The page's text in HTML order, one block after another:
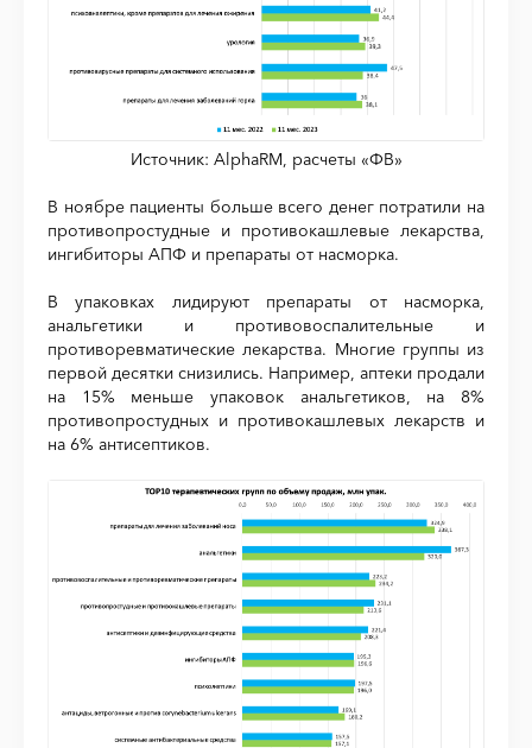
Источник: AlphaRM, расчеты «ФВ»
В ноябре пациенты больше всего денег потратили на
противопростудные и противокашлевые лекарства,
ингибиторы АПФ и препараты от насморка.
В упаковках лидируют препараты от насморка,
анальгетики и противовоспалительные и
противоревматические лекарства. Многие группы из
первой десятки снизились. Например, аптеки продали
на 15% меньше упаковок анальгетиков, на 8%
противопростудных и противокашлевых лекарств и
на 6% антисептиков.